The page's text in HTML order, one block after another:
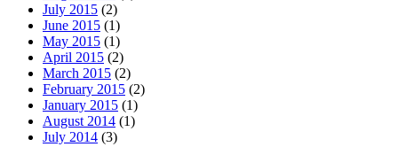
July 2015 (2)
June 2015 (1)
May 2015 (1)
April 2015 (2)
March 2015 (2)
February 2015 (2)
January 2015 (1)
August 2014 (1)
July 2014 (3)